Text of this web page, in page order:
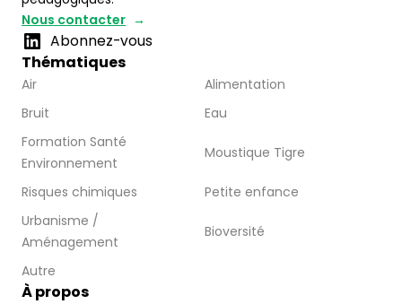
Nous contacter
Abonnez-vous
Thématiques
Air
Alimentation
Bruit
Eau
Formation Santé
Environnement
Moustique Tigre
Risques chimiques
Petite enfance
Urbanisme /
Aménagement
Bioversité
Autre
À propos